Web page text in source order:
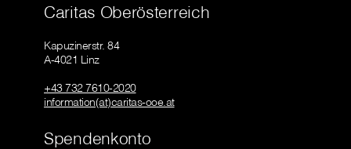
Caritas Oberösterreich
Kapuzinerstr. 84
A-4021 Linz
+43 732 7610-2020
information(at)caritas-ooe.at
Spendenkonto